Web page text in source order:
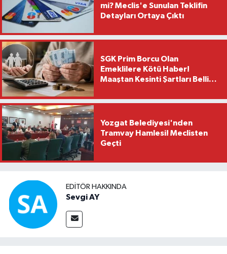
mi? Meclis'e Sunulan Teklifin
Detayları Ortaya Çıktı
SGK Prim Borcu Olan
Emeklilere Kötü Haber!
Maaştan Kesinti Şartları Belli
Yozgat Belediyesi'nden
Tramvay Hamlesi! Meclisten
Geçti
EDITÖR HAKKINDA
Sevgi AY